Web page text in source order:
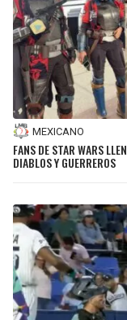
MEXICANO
FANS DE STAR WARS
DIABLOS Y GUERREROS